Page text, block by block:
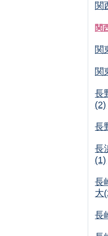
関
関
関
関
長
(2)
長
長
(1)
長
大
長